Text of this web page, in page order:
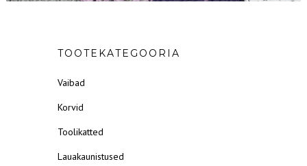
TOOTEKATEGOORIA
Vaibad
Korvid
Toolikatted
Lauakaunistused